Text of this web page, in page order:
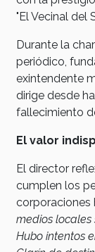
"El Vecinal del
Durante la
periódico,
exintendente
dirige desde
fallecimiento
El valor
El director
cumplen los
corporaciones
medios locales
Hubo intentos